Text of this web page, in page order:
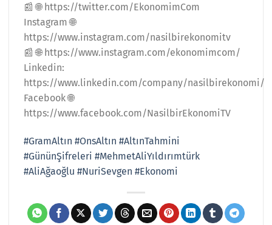
📰 🌐 https://twitter.com/EkonomimCom
Instagram 🌐
https://www.instagram.com/nasilbirekonomitv
📰 🌐 https://www.instagram.com/ekonomimcom/
Linkedin:
https://www.linkedin.com/company/nasilbirekonomi/
Facebook 🌐
https://www.facebook.com/NasilbirEkonomiTV
#GramAltın #OnsAltın #AltınTahmini
#GününŞifreleri #MehmetAliYıldırımtürk
#AliAğaoğlu #NuriSevgen #Ekonomi